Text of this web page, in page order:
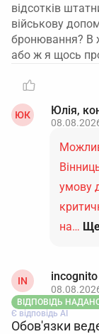
відсотків
військову
бронювання? В
або ж я щось
ЮК Юлія,
умову
на…
IN incognito
ВІДПОВІДЬ
Є відповідь АІ
Обов'язки